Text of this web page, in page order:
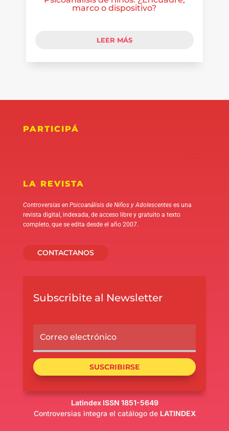
marco o dispositivo?
LEER MÁS
PARTICIPÁ
LA REVISTA
Controversias en Psicoanálisis de Niños y Adolescenteses una
revista digital, indexada, de acceso libre y gratuito a texto
completo, que se edita desde el año 2007.
CONTACTANOS
Subscribite al Newsletter
SUSCRIBIRSE
Latindex ISSN 1851-5649
Controversias integra el catálogo de LATINDEX